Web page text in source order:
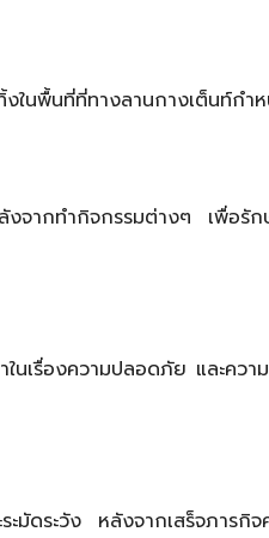
ในพื้นที่ที่ทางลานกางเต็นท์กำ
จากทำกิจกรรมต่างๆ เพื่อรัก
ในเรื่องความปลอดภัย และควา
มัดระวัง หลังจากเสร็จภารกิ